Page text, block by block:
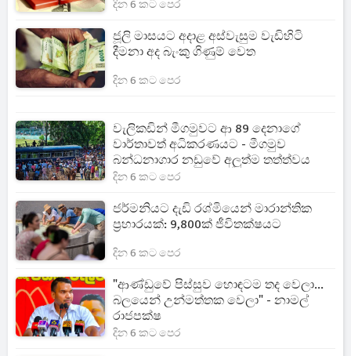
දින 6 කට පෙර
ජූලි මාසයට අදාළ අස්වැසුම වැඩිහිටි
දීමනා අද බැංකු ගිණුම් වෙත
දින 6 කට පෙර
වැලිකඩින් මීගමුවට ආ 89 දෙනාගේ
වාර්තාවත් අධිකරණයට - මීගමුව
බන්ධනාගාර නඩුවේ අලුත්ම තත්ත්වය
දින 6 කට පෙර
ජර්මනියට දැඩි රශ්මියෙන් මාරාන්තික
ප්‍රහාරයක්: 9,800ක් ජීවිතක්ෂයට
දින 6 කට පෙර
"ආණ්ඩුවේ පිස්සුව හොඳටම තද වෙලා...
බලයෙන් උන්මත්තක වෙලා" - නාමල්
රාජපක්ෂ
දින 6 කට පෙර